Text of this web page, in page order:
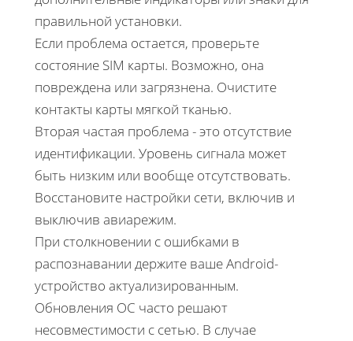
правильной установки.
Если проблема остается, проверьте
состояние SIM карты. Возможно, она
повреждена или загрязнена. Очистите
контакты карты мягкой тканью.
Вторая частая проблема - это отсутствие
идентификации. Уровень сигнала может
быть низким или вообще отсутствовать.
Восстановите настройки сети, включив и
выключив авиарежим.
При столкновении с ошибками в
распознавании держите ваше Android-
устройство актуализированным.
Обновления ОС часто решают
несовместимости с сетью. В случае